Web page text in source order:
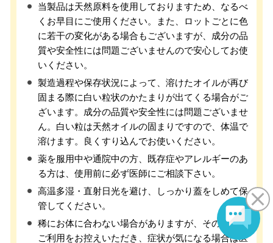
当製品は天然原料を使用しておりますため、なるべ
くお早目にご使用ください。また、ロットごとに色
に若干の変化がある場合もございますが、成分の品
質や安全性には問題ございませんので安心してお使
いください。
製造過程や保存状況によって、溶けたオイルが再び
固まる際に白い粒状のかたまりが出てくる場合がご
ざいます。成分の品質や安全性には問題ございませ
ん。白い粒は天然オイルの固まりですので、体温で
溶けます。良くすり込んでお使いください。
薬を服用中や通院中の方、既存症やアレルギーのあ
る方は、使用前に必ず医師にご相談下さい。
高温多湿・直射日光を避け、しっかり蓋をしめて保
管してください。
稀にお体に合わない場合がありますが、その場合は
ご利用をお控えいただき、症状が気になる場合は医